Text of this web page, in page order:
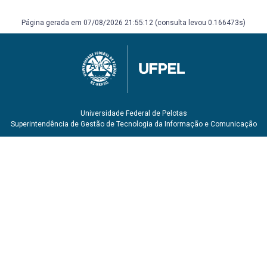
Porto Alegre: Ensaios FEE, v. 35, n. 2, p. 521-554, dez.
2014. Disponível em:
Acesso em: 4 abr. 2024.
MANKIW, N. Gregory. Princípios de macroeconomia. 3ª ed.
São Paulo: Cengage Learning, 2013.
PAULANI, L.; BRAGA, M. B. A nova contabilidade social:
Saraiva, 2020. E-Book (226 p.). Disponível em:
https://pergamum.ufpel.edu.br/acervo/5288684. Aceso
Página gerada em 07/08/2026 21:55:12 (consulta levou 0.166473s)
Universidade Federal de Pelotas
Superintendência de Gestão de Tecnologia da Informação e Comunicação